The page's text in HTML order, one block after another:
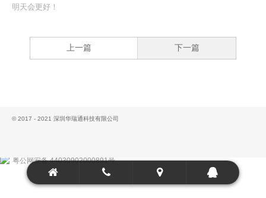
明天会更好！
上一篇 下一篇
© 2017 - 2021 深圳华瑞通科技有限公司
粤公网安备 44030902000891号